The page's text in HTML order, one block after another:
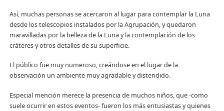
Así, muchas personas se acercaron al lugar para contemplar la Luna
desde los telescopios instalados por la Agrupación, y quedaron
maravilladas por la belleza de la Luna y la contemplación de los
cráteres y otros detalles de su superficie.
El público fue muy numeroso, creándose en el lugar de la
observación un ambiente muy agradable y distendido.
Especial mención merece la presencia de muchos niños, que -como
suele ocurrir en estos eventos- fueron los más entusiastas y quienes